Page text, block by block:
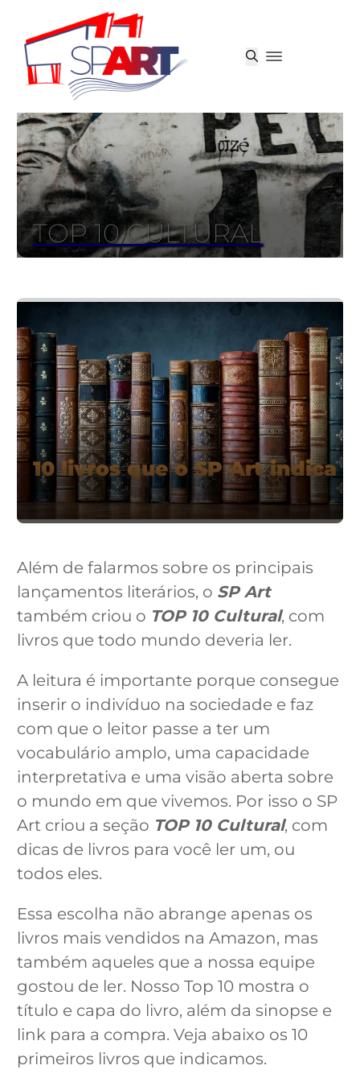
TOP 10 CULTURAL
10 livros que o SP Art indica
Além de falarmos sobre os principais
lançamentos literários, o SP Art
também criou o TOP 10 Cultural, com
livros que todo mundo deveria ler.
A leitura é importante porque consegue
inserir o indivíduo na sociedade e faz
com que o leitor passe a ter um
vocabulário amplo, uma capacidade
interpretativa e uma visão aberta sobre
o mundo em que vivemos. Por isso o SP
Art criou a seção TOP 10 Cultural, com
dicas de livros para você ler um, ou
todos eles.
Essa escolha não abrange apenas os
livros mais vendidos na Amazon, mas
também aqueles que a nossa equipe
gostou de ler. Nosso Top 10 mostra o
título e capa do livro, além da sinopse e
link para a compra. Veja abaixo os 10
primeiros livros que indicamos.